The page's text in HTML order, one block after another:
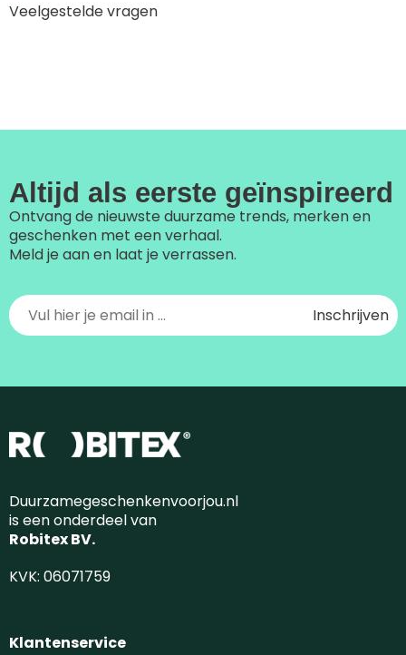
Veelgestelde vragen
Altijd als eerste geïnspireerd
Ontvang de nieuwste duurzame trends, merken en
geschenken met een verhaal.
Meld je aan en laat je verrassen.
Duurzamegeschenkenvoorjou.nl
is een onderdeel van
Robitex BV.
KVK: 06071759
Klantenservice